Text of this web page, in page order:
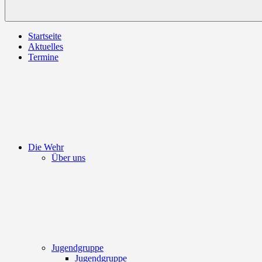
Startseite
Aktuelles
Termine
Die Wehr
Über uns
Jugendgruppe
Jugendgruppe